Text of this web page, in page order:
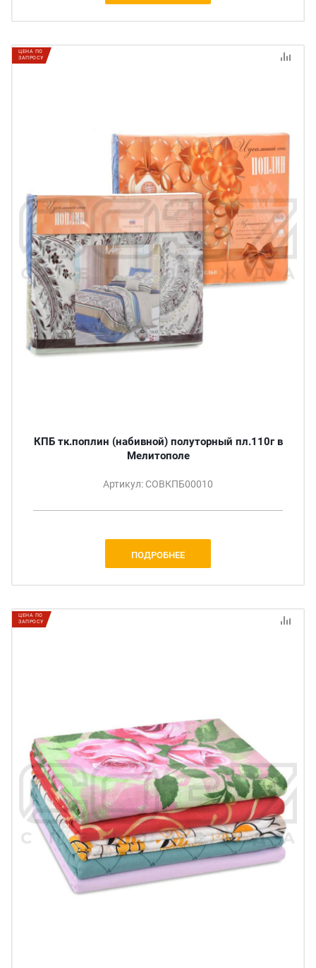
ЦЕНА ПО
ЗАПРОСУ
КПБ тк.поплин (набивной) полуторный пл.110г в
Мелитополе
Артикул: СОВКПБ00010
ПОДРОБНЕЕ
ЦЕНА ПО
ЗАПРОСУ